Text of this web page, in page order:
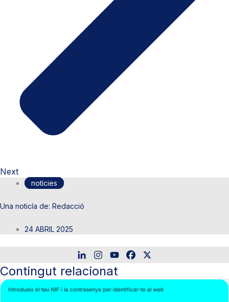
Next
notícies
Redacció
24 ABRIL 2025
Contingut relacionat